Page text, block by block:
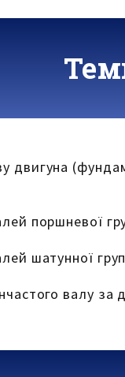
двигуна
поршневої
шатунної
валу